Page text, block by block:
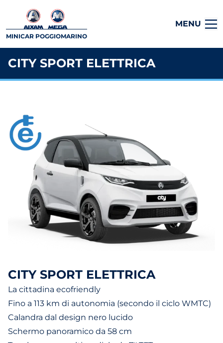
MINICAR POGGIOMARINO
MENU
CITY SPORT ELETTRICA
CITY SPORT ELETTRICA
La cittadina ecofriendly
Fino a 113 km di autonomia (secondo il ciclo WMTC)
Calandra dal design nero lucido
Schermo panoramico da 58 cm